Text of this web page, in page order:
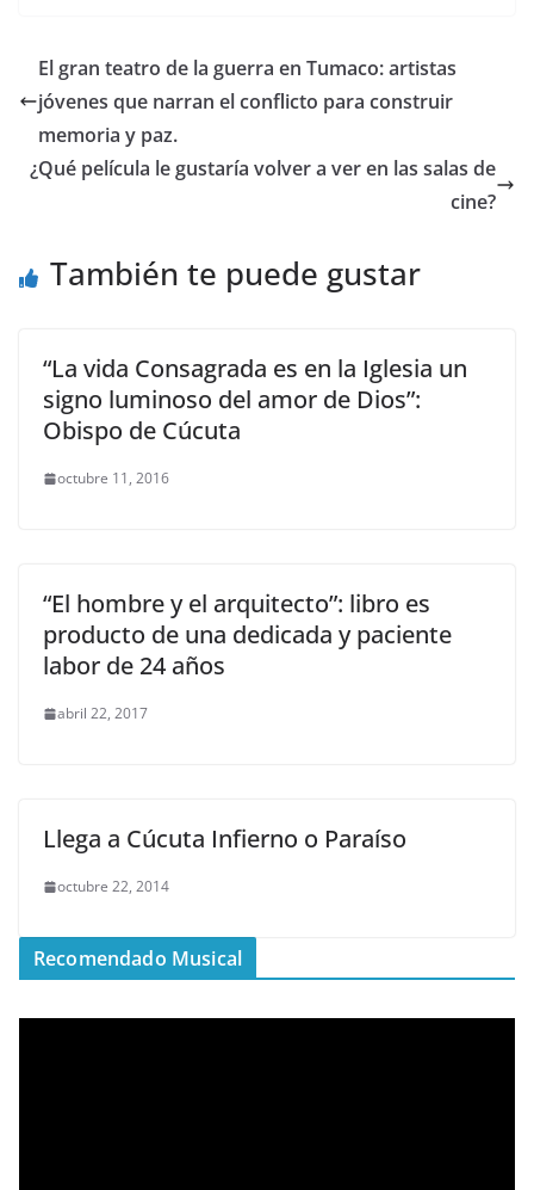
El gran teatro de la guerra en Tumaco: artistas
jóvenes que narran el conflicto para construir
memoria y paz.
¿Qué película le gustaría volver a ver en las salas de
cine?
También te puede gustar
“La vida Consagrada es en la Iglesia un
signo luminoso del amor de Dios”:
Obispo de Cúcuta
octubre 11, 2016
“El hombre y el arquitecto”: libro es
producto de una dedicada y paciente
labor de 24 años
abril 22, 2017
Llega a Cúcuta Infierno o Paraíso
octubre 22, 2014
Recomendado Musical